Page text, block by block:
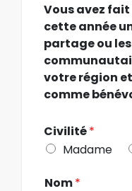
Vous avez
cette année
partage ou
votre région
comme
Civilité*
Madame
Nom*